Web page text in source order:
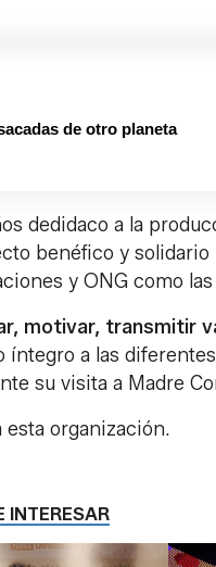
de otro planeta
dedidaco a la
benéfico y solidario
y ONG como
motivar, transmitir
íntegro a las
su visita a Madre
esta organización.
INTERESAR